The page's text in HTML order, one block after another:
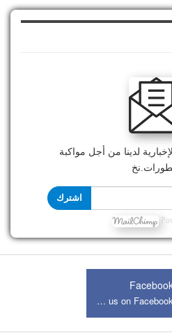
لدينا من أجل مواكبة
اشترك
Join us on Facebook